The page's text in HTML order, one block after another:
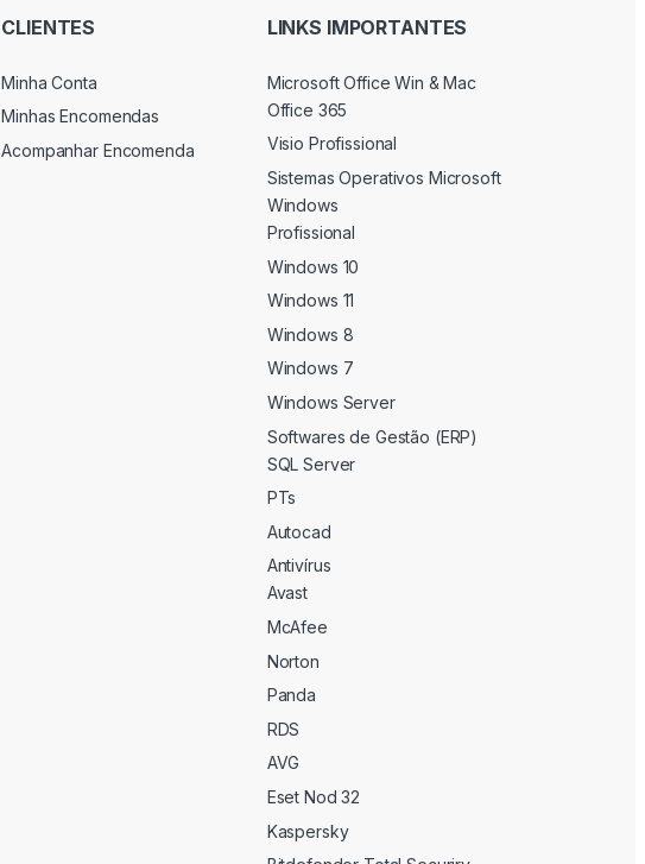
CLIENTES
Minha Conta
Minhas Encomendas
Acompanhar Encomenda
LINKS IMPORTANTES
Microsoft Office Win & Mac
Office 365
Visio Profissional
Sistemas Operativos Microsoft
Windows
Profissional
Windows 10
Windows 11
Windows 8
Windows 7
Windows Server
Softwares de Gestão (ERP)
SQL Server
PTs
Autocad
Antivírus
Avast
McAfee
Norton
Panda
RDS
AVG
Eset Nod 32
Kaspersky